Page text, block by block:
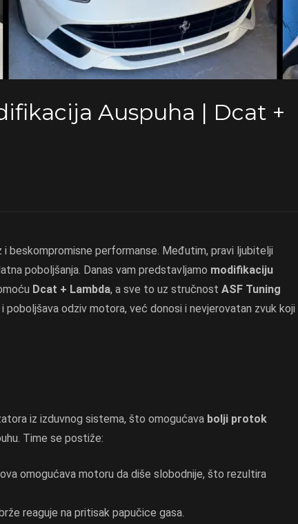
Auspuha | Dcat +
i beskompromisne performanse. Međutim, pravi ljubitelji
poboljšanja. Danas vam predstavljamo modifikaciju
Dcat + Lambda, a sve to uz stručnost ASF Tuning
poboljšava odziv motora, već donosi i nevjerovatan zvuk koji
iz izduvnog sistema, što omogućava bolji protok
Time se postiže:
omogućava motoru da diše slobodnije, što rezultira
reaguje na pritisak papučice gasa.